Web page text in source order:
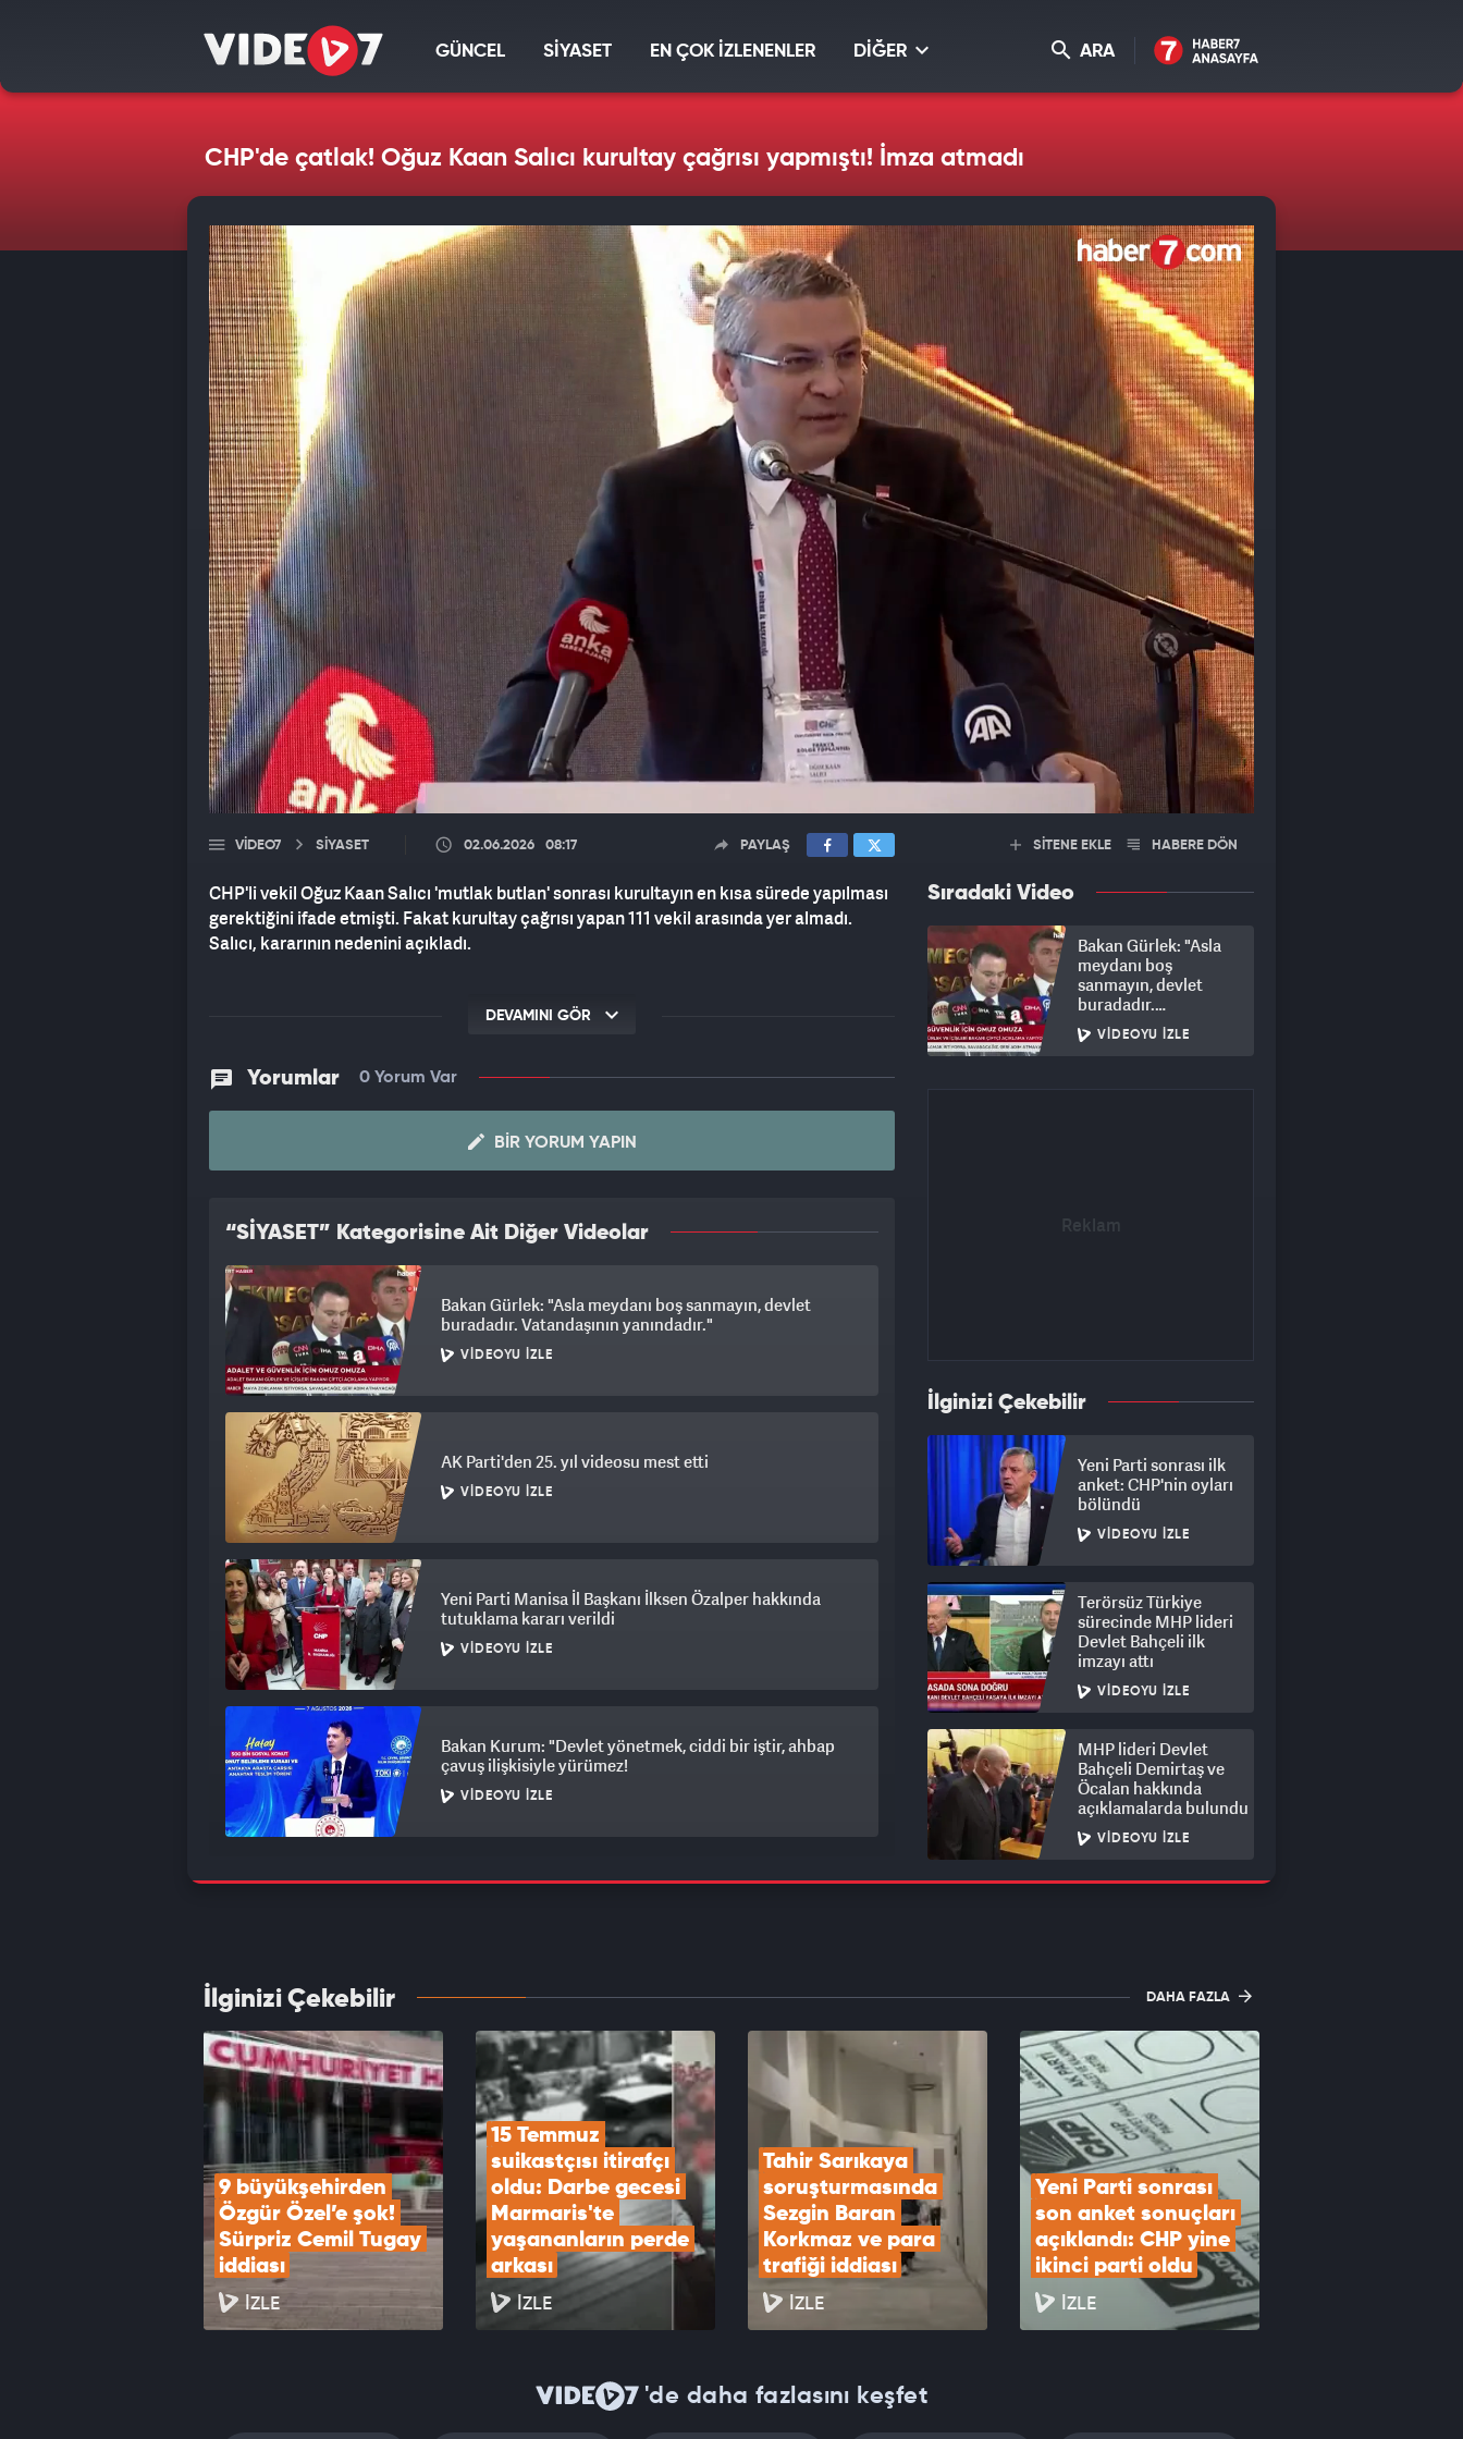
GÜNCEL SİYASET EN ÇOK İZLENENLER DİĞER ARA
CHP'de çatlak! Oğuz Kaan Salıcı kurultay çağrısı yapmıştı! İmza atmadı
VIDEO7 SİYASET 02.06.2026 08:17 PAYLAŞ
CHP'li vekil Oğuz Kaan Salıcı 'mutlak butlan' sonrası kurultayın en kısa sürede yapılması
gerektiğini ifade etmişti. Fakat kurultay çağrısı yapan 111 vekil arasında yer almadı.
Salıcı, kararının nedenini açıkladı.
DEVAMINI GÖR
Yorumlar 0 Yorum Var
BIR YORUM YAPIN
“SİYASET” Kategorisine Ait Diğer Videolar
Bakan Gürlek: "Asla meydanı boş sanmayın, devlet
buradadır. Vatandaşının yanındadır."
VIDEOYU İZLE
AK Parti'den 25. yıl videosu mest etti
VIDEOYU İZLE
Yeni Parti Manisa İl Başkanı İlksen Özalper hakkında
tutuklama kararı verildi
VIDEOYU İZLE
Bakan Kurum: "Devlet yönetmek, ciddi bir iştir, ahbap
çavuş ilişkisiyle yürümez!
VIDEOYU İZLE
Cumhurbaşkanı Erdoğan'da Suudi Arabistan'a kritik
ziyaret
VIDEOYU İZLE
SİTENE EKLE HABERE DÖN
Sıradaki Video
Bakan Gürlek: "Asla
meydanı boş
sanmayın, devlet
buradadır.
Vatandaşının
yanındadır."
VIDEOYU İZLE
İlginizi Çekebilir
Yeni Parti sonrası ilk
anket: CHP'nin oyları
bölündü
VIDEOYU İZLE
Terörsüz Türkiye
sürecinde MHP lideri
Devlet Bahçeli ilk
imzayı attı
VIDEOYU İZLE
MHP lideri Devlet
Bahçeli Demirtaş ve
Öcalan hakkında
açıklamalarda bulundu
VIDEOYU İZLE
İlginizi Çekebilir DAHA FAZLA
9 büyükşehirden
Özgür Özel’e şok!
Sürpriz Cemil Tugay
iddiası
İZLE
15 Temmuz
suikastçısı itirafçı
oldu: Darbe gecesi
Marmaris'te
yaşananların perde
arkası
İZLE
Tahir Sarıkaya
soruşturmasında
Sezgin Baran
Korkmaz ve para
trafiği iddiası
İZLE
Yeni Parti sonrası
son anket sonuçları
açıklandı: CHP yine
ikinci parti oldu
İZLE
'de daha fazlasını keşfet